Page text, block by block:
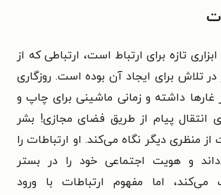
تازه برای ارتباط است، ارتباطی که از
تلاش برای ایجاد آن بوده است. روزگاری
غارها داشته و زمانی ماشینی برای چاپ و
انتقال پیام از طریق فضای مجازی! بشر
از منظری دیگر نگاه می‌کند. او ارتباطات را
و هویت اجتماعی خود را در بستر
می‌کند، اما مفهوم ارتباطات با ورود